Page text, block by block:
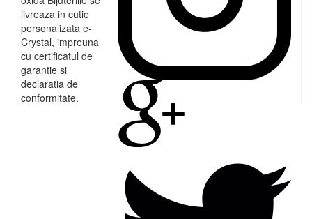
livreaza in cutie
personalizata e-
Crystal, impreuna
cu certificatul de
garantie si
declaratia de
conformitate.